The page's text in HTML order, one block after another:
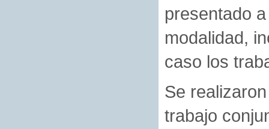
presentado
modalidad,
caso los
Se
trabajo